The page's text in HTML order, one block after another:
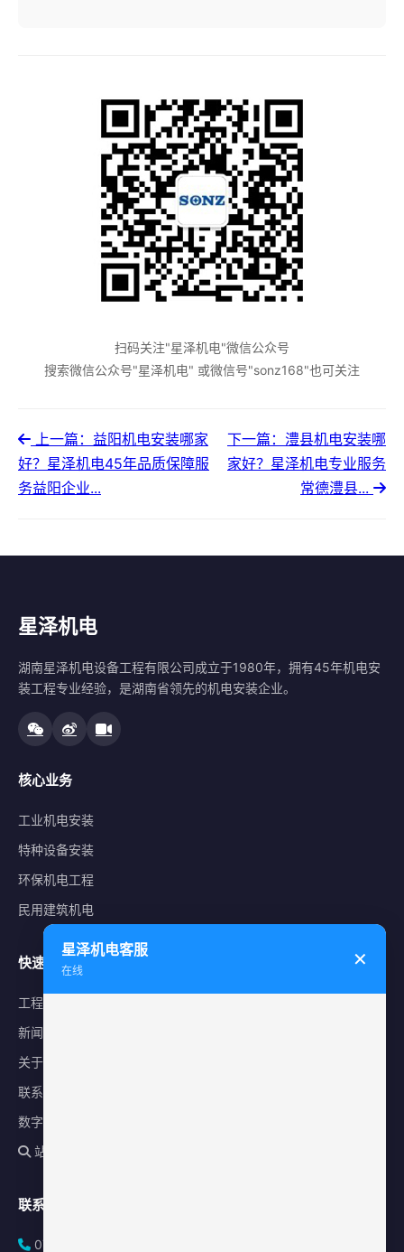
扫码关注"星泽机电"微信公众号
搜索微信公众号"星泽机电" 或微信号"sonz168"也可关注
上一篇：益阳机电安装哪家
好？星泽机电45年品质保障服
务益阳企业...
下一篇：澧县机电安装哪
家好？星泽机电专业服务
常德澧县...
星泽机电
湖南星泽机电设备工程有限公司成立于1980年，拥有45年机电安
装工程专业经验，是湖南省领先的机电安装企业。
核心业务
工业机电安装
特种设备安装
环保机电工程
民用建筑机电
快速导航
工程案例
新闻中心
关于星泽
联系我们
数字化平台
站内搜索
联系方式
0731-84010225
星泽机电客服
在线
✕